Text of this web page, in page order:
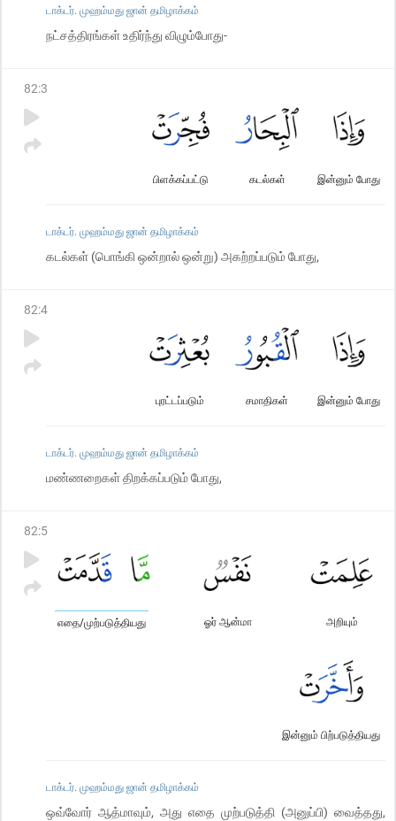
டாக்டர். முஹம்மது ஜான் தமிழாக்கம்
நட்சத்திரங்கள் உதிர்ந்து விழும்போது-
82:3
இன்னும் போது
கடல்கள்
பிளக்கப்பட்டு
டாக்டர். முஹம்மது ஜான் தமிழாக்கம்
கடல்கள் (பொங்கி ஒன்றால் ஒன்று) அகற்றப்படும் போது,
82:4
இன்னும் போது
சமாதிகள்
புரட்டப்படும்
டாக்டர். முஹம்மது ஜான் தமிழாக்கம்
மண்ணறைகள் திறக்கப்படும் போது,
82:5
அறியும்
ஓர் ஆன்மா
எதை/முற்படுத்தியது
இன்னும் பிற்படுத்தியது
டாக்டர். முஹம்மது ஜான் தமிழாக்கம்
ஒவ்வோர் ஆத்மாவும், அது எதை முற்படுத்தி (அனுப்பி) வைத்தது,